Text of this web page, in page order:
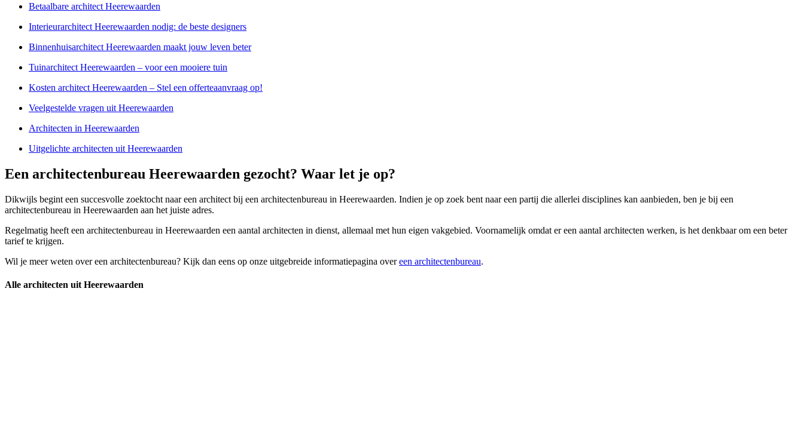
Betaalbare architect Heerewaarden
Interieurarchitect Heerewaarden nodig: de beste designers
Binnenhuisarchitect Heerewaarden maakt jouw leven beter
Tuinarchitect Heerewaarden – voor een mooiere tuin
Kosten architect Heerewaarden – Stel een offerteaanvraag op!
Veelgestelde vragen uit Heerewaarden
Architecten in Heerewaarden
Uitgelichte architecten uit Heerewaarden
Een architectenbureau Heerewaarden gezocht? Waar let je op?
Dikwijls begint een succesvolle zoektocht naar een architect bij een architectenbureau in Heerewaarden. Indien je op zoek bent naar een partij die allerlei disciplines kan aanbieden, ben je bij een
architectenbureau in Heerewaarden aan het juiste adres.
Regelmatig heeft een architectenbureau in Heerewaarden een aantal architecten in dienst, allemaal met hun eigen vakgebied. Voornamelijk omdat er een aantal architecten werken, is het denkbaar om een beter
tarief te krijgen.
Wil je meer weten over een architectenbureau? Kijk dan eens op onze uitgebreide informatiepagina overeen architectenbureau.
Alle architecten uit Heerewaarden